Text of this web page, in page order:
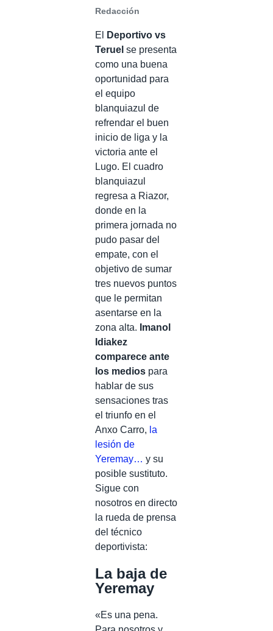
Redacción
El
Deportivo vs
Teruel se presenta
como una buena
oportunidad para
el equipo
blanquiazul de
refrendar el buen
inicio de liga y la
victoria ante el
Lugo. El cuadro
blanquiazul
regresa a Riazor,
donde en la
primera jornada no
pudo pasar del
empate, con el
objetivo de sumar
tres nuevos puntos
que le permitan
asentarse en la
zona alta. Imanol
Idiakez
comparece ante
los medios para
hablar de sus
sensaciones tras
el triunfo en el
Anxo Carro, la
lesión de
Yeremay… y su
posible sustituto.
Sigue con
nosotros en directo
la rueda de prensa
del técnico
deportivista:
La baja de
Yeremay
«Es una pena.